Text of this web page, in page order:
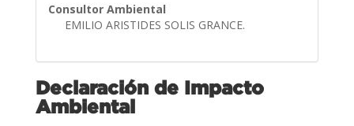
Consultor Ambiental
EMILIO ARISTIDES SOLIS GRANCE.
Declaración de Impacto
Ambiental